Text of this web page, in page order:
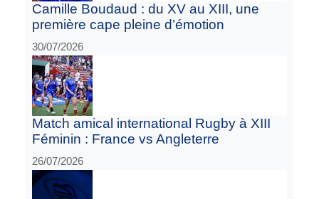
Camille Boudaud : du XV au XIII, une
première cape pleine d’émotion
30/07/2026
Match amical international Rugby à XIII
Féminin : France vs Angleterre
26/07/2026